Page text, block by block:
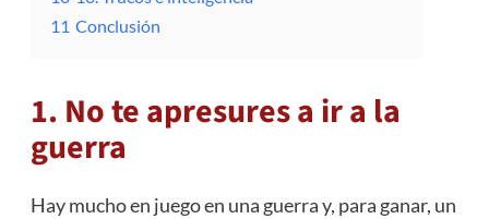
11 Conclusión
1. No te apresures a ir a la
guerra
Hay mucho en juego en una guerra y, para ganar, un